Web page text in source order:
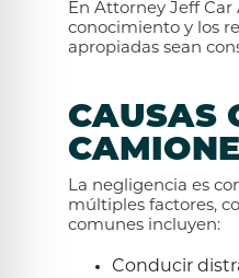
En Attorney Jeff Car
conocimiento y los
apropiadas sean
CAUSAS
La negligencia es
múltiples factores,
comunes incluyen:
Conducir